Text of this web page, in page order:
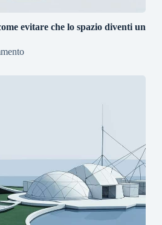
evitare che lo spazio diventi un